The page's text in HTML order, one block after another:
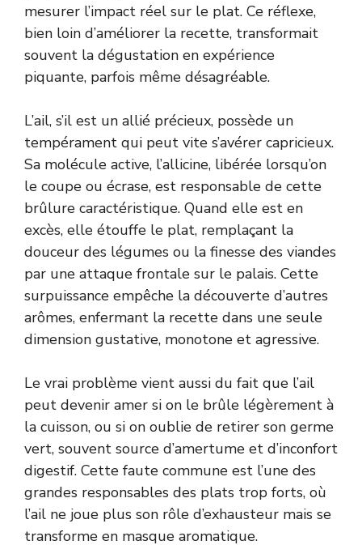
mesurer l’impact réel sur le plat. Ce réflexe,
bien loin d’améliorer la recette, transformait
souvent la dégustation en expérience
piquante, parfois même désagréable.
L’ail, s’il est un allié précieux, possède un
tempérament qui peut vite s’avérer capricieux.
Sa molécule active, l’allicine, libérée lorsqu’on
le coupe ou écrase, est responsable de cette
brûlure caractéristique. Quand elle est en
excès, elle étouffe le plat, remplaçant la
douceur des légumes ou la finesse des viandes
par une attaque frontale sur le palais. Cette
surpuissance empêche la découverte d’autres
arômes, enfermant la recette dans une seule
dimension gustative, monotone et agressive.
Le vrai problème vient aussi du fait que l’ail
peut devenir amer si on le brûle légèrement à
la cuisson, ou si on oublie de retirer son germe
vert, souvent source d’amertume et d’inconfort
digestif. Cette faute commune est l’une des
grandes responsables des plats trop forts, où
l’ail ne joue plus son rôle d’exhausteur mais se
transforme en masque aromatique.